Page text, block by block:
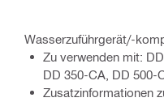
Wasserzuführgerät/-
Zu verwenden mit:
DD 350-CA, DD 500-
Zusatzinformationen